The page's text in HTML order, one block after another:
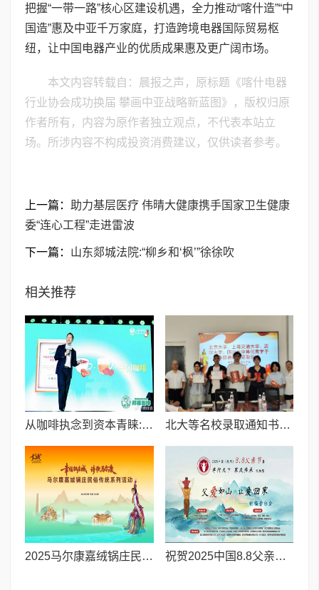
把握“一带一路”核心区建设机遇，全力推动“喀什造”“中
国造”惠及中亚千万家庭，打造跨境电器国际贸易枢
纽，让中国电器产业的优质成果惠及更广阔市场。
本文内容转载自：晨报之声，原标题《喀什电器
行业协会成功换届 攀画中亚战略新蓝图》，版权归原
作者所有，内容为原作者独立观点，不代表本站立
场。所涉内容不构成投资消费建议，仅供读者参考。
上一篇： 助力基层医疗 伟晴大健康携手国家卫生健康
委“连心工程”走进雷波
下一篇： 山东郯城法院:“柳乡和‘枫’”徐徐吹
相关推荐
从咖啡执念到资本青睐:邦德咖啡创始人的差异化破局之路 北大等名校录取通知书送达仪式在喀什市特区实验学校暖心举行
2025马尔康嘉绒锅庄民俗传统系列活动拉开帷幕 千人多民族锅庄巡游点燃“幸福锅庄城” 祝贺2025中国8.8父亲节“孝行天下家风传承”论坛暨祈福音乐会圆满成功